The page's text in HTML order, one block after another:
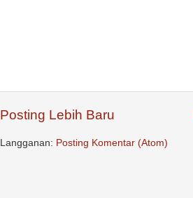
Posting Lebih Baru
Langganan: Posting Komentar (Atom)